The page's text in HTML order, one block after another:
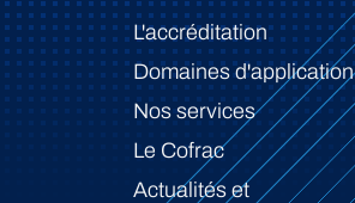
L'accréditation
Domaines d'application
Nos services
Le Cofrac
Actualités et